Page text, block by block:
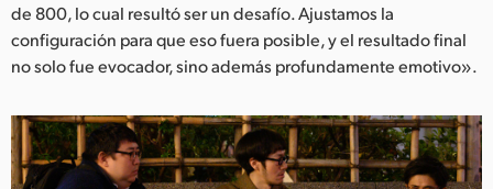
de 800, lo cual resultó ser un desafío. Ajustamos la
configuración para que eso fuera posible, y el resultado final
no solo fue evocador, sino además profundamente emotivo».